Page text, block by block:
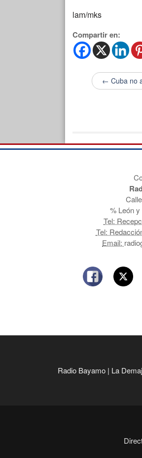
lam/mks
Compartir en:
← Cuba no
% León
Tel:
Tel:
Email:
Radio Bayamo | La